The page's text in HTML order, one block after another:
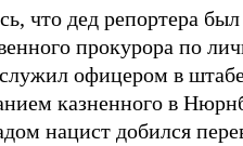
что дед репортера
прокурора по
офицером в штабе
казненного в
нацист добился